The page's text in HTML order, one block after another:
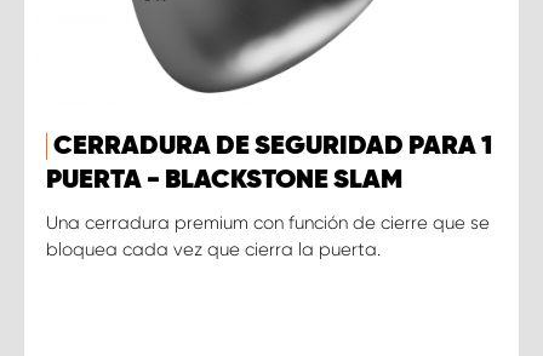
CERRADURA DE SEGURIDAD PARA 1
PUERTA - BLACKSTONE SLAM
Una cerradura premium con función de cierre que se
bloquea cada vez que cierra la puerta.